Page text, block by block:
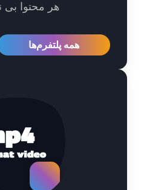
هر محتوا بی نیاز میکند.
همه پلتفرم‌ها